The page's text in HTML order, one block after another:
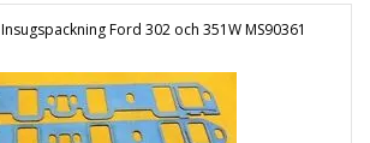
Insugspackning Ford 302 och 351W MS90361